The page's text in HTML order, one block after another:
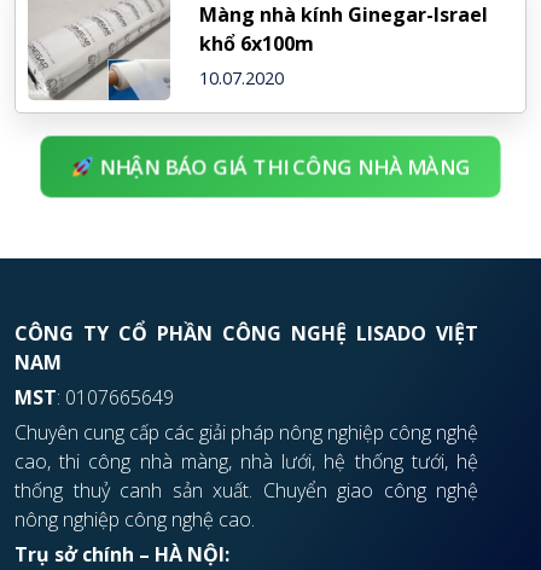
Màng nhà kính Ginegar-Israel
khổ 6x100m
10.07.2020
NHẬN BÁO GIÁ THI CÔNG NHÀ MÀNG
CÔNG TY CỔ PHẦN CÔNG NGHỆ LISADO VIỆT
NAM
MST: 0107665649
Chuyên cung cấp các giải pháp nông nghiệp công nghệ
cao, thi công nhà màng, nhà lưới, hệ thống tưới, hệ
thống thuỷ canh sản xuất. Chuyển giao công nghệ
nông nghiệp công nghệ cao.
Trụ sở chính – HÀ NỘI: